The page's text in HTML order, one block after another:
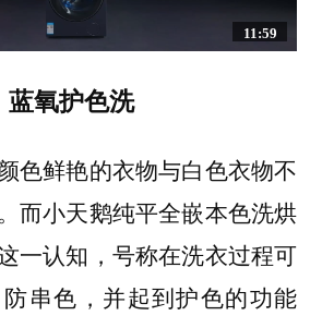
11:59
氧护色洗
色鲜艳的衣物与白色衣物不
而小天鹅纯平全嵌本色洗烘
一认知，号称在洗衣过程可
串色，并起到护色的功能